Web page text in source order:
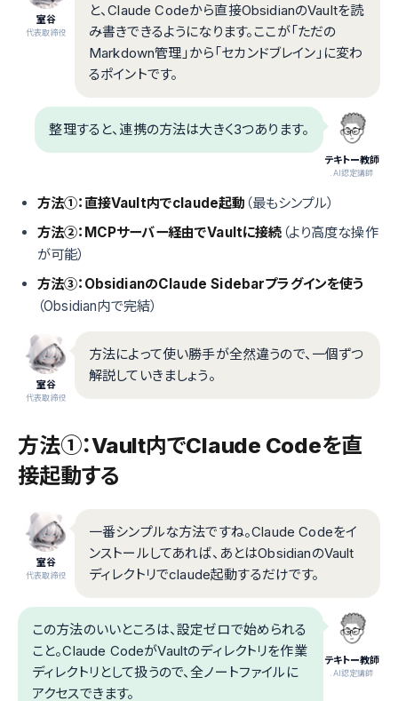
室谷
代表取締役
と、Claude Codeから直接ObsidianのVaultを読
み書きできるようになります。ここが「ただの
Markdown管理」から「セカンドブレイン」に変わ
るポイントです。
テキトー教師
.AI認定講師
整理すると、連携の方法は大きく3つあります。
方法①：直接Vault内でclaude起動 （最もシンプル）
方法②：MCPサーバー経由でVaultに接続 （より高度な操作
が可能）
方法③：ObsidianのClaude Sidebarプラグインを使う
（Obsidian内で完結）
室谷
代表取締役
方法によって使い勝手が全然違うので、一個ずつ
解説していきましょう。
方法①：Vault内でClaude Codeを直
接起動する
室谷
代表取締役
一番シンプルな方法ですね。Claude Codeをイ
ンストールしてあれば、あとはObsidianのVault
ディレクトリでclaude起動するだけです。
テキトー教師
.AI認定講師
この方法のいいところは、設定ゼロで始められる
こと。Claude CodeがVaultのディレクトリを作業
ディレクトリとして扱うので、全ノートファイルに
アクセスできます。